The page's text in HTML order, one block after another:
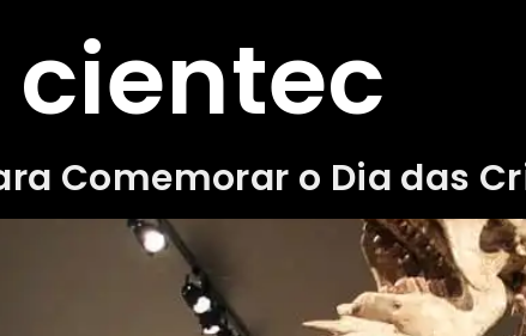
cientec
Comemorar o Dia das